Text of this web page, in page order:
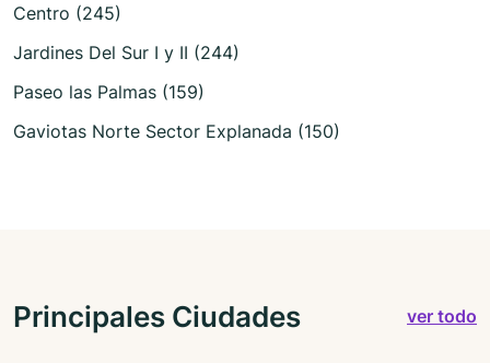
Centro (245)
Jardines Del Sur I y II (244)
Paseo las Palmas (159)
Gaviotas Norte Sector Explanada (150)
Principales Ciudades ver todo